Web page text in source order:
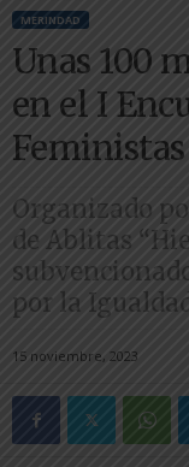
MERINDAD
Unas 100
en el I
Organizado
de Ablitas
por la Igualdad.
15 noviembre, 2023